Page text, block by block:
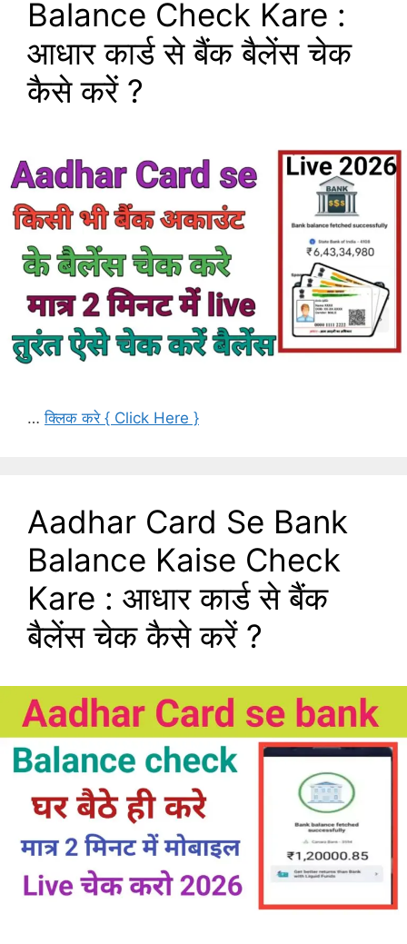
Balance Check Kare :
आधार कार्ड से बैंक बैलेंस चेक
कैसे करें ?
…क्लिक करे { Click Here }
Aadhar Card Se Bank
Balance Kaise Check
Kare : आधार कार्ड से बैंक
बैलेंस चेक कैसे करें ?